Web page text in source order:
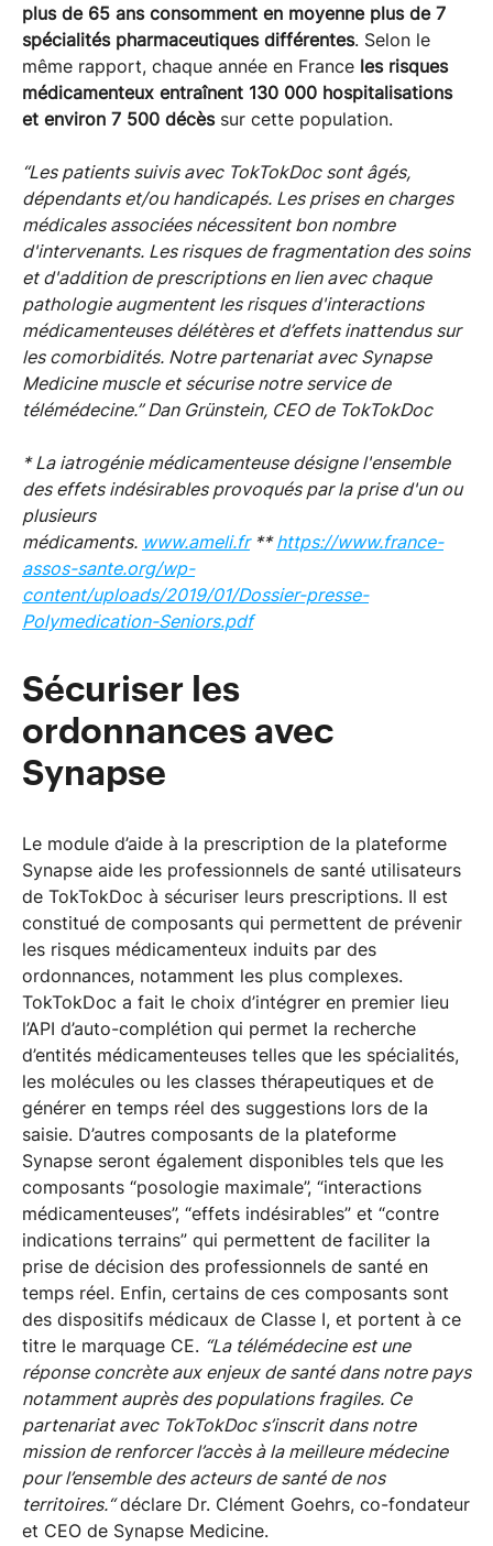
plus de 65 ans consomment en moyenne plus de 7
spécialités pharmaceutiques différentes. Selon le
même rapport, chaque année en France les risques
médicamenteux entraînent 130 000 hospitalisations
et environ 7 500 décèssur cette population.
“Les patients suivis avec TokTokDoc sont âgés,
dépendants et/ou handicapés. Les prises en charges
médicales associées nécessitent bon nombre
d'intervenants. Les risques de fragmentation des soins
et d'addition de prescriptions en lien avec chaque
pathologie augmentent les risques d'interactions
médicamenteuses délétères et d’effets inattendus sur
les comorbidités. Notre partenariat avec Synapse
Medicine muscle et sécurise notre service de
télémédecine.” Dan Grünstein, CEO de TokTokDoc
* La iatrogénie médicamenteuse désigne l'ensemble
des effets indésirables provoqués par la prise d'un ou
plusieurs
médicaments. www.ameli.fr**https://www.france-
assos-sante.org/wp-
content/uploads/2019/01/Dossier-presse-
Polymedication-Seniors.pdf
Sécuriser les
ordonnances avec
Synapse
Le module d’aide à la prescription de la plateforme
Synapse aide les professionnels de santé utilisateurs
de TokTokDoc à sécuriser leurs prescriptions. Il est
constitué de composants qui permettent de prévenir
les risques médicamenteux induits par des
ordonnances, notamment les plus complexes.
TokTokDoc a fait le choix d’intégrer en premier lieu
l’API d’auto-complétion qui permet la recherche
d’entités médicamenteuses telles que les spécialités,
les molécules ou les classes thérapeutiques et de
générer en temps réel des suggestions lors de la
saisie. D’autres composants de la plateforme
Synapse seront également disponibles tels que les
composants “posologie maximale”, “interactions
médicamenteuses”, “effets indésirables” et “contre
indications terrains” qui permettent de faciliter la
prise de décision des professionnels de santé en
temps réel. Enfin, certains de ces composants sont
des dispositifs médicaux de Classe I, et portent à ce
titre le marquage CE. “La télémédecine est une
réponse concrète aux enjeux de santé dans notre pays
notamment auprès des populations fragiles. Ce
partenariat avec TokTokDoc s’inscrit dans notre
mission de renforcer l’accès à la meilleure médecine
pour l’ensemble des acteurs de santé de nos
territoires.“déclare Dr. Clément Goehrs, co-fondateur
et CEO de Synapse Medicine.